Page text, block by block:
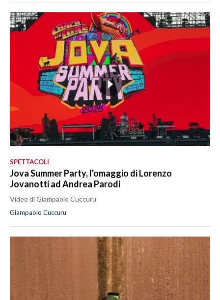
SPETTACOLI
Jova Summer Party, l'omaggio di Lorenzo
Jovanotti ad Andrea Parodi
Video di Giampaolo Cuccuru
Giampaolo Cuccuru